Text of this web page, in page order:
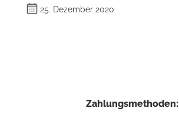
25. Dezember 2020
Zahlungsmethoden: